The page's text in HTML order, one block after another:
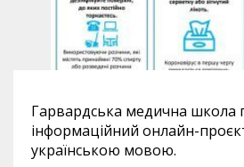
Гарвардська медична школа
інформаційний онлайн-
українською мовою.